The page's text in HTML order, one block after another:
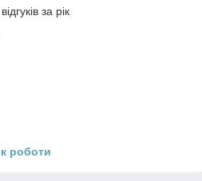
за рік
роботи